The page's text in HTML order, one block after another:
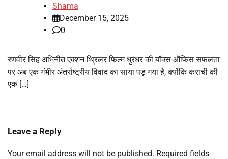
Shama
December 15, 2025
0
रणवीर सिंह अभिनीत एक्शन थ्रिलर फिल्म धुरंधर की बॉक्स-ऑफिस सफलता
पर अब एक गंभीर अंतर्राष्ट्रीय विवाद का साया पड़ गया है, क्योंकि कराची की
एक […]
Leave a Reply
Your email address will not be published. Required fields